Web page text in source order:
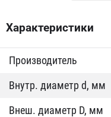
Характеристики
Производитель
Внутр. диаметр d, мм
Внеш. диаметр D, мм